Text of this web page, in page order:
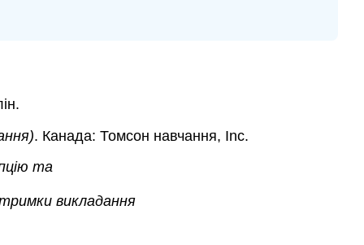
. Канада: Томсон навчання, Inc.
та
викладання